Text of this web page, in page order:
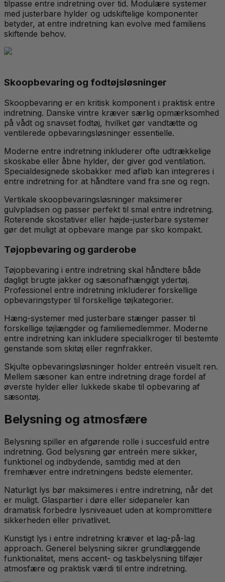
tilpasse entre indretning over tid. Modulære systemer
med justerbare hylder og udskiftelige komponenter
betyder, at entre indretning kan evolve med familiens
skiftende behov.
Skoopbevaring og fodtøjsløsninger
Skoopbevaring er en kritisk komponent i praktisk entre
indretning. Danske vintre kræver særlig opmærksomhed
på vådt og snavset fodtøj, hvilket gør vandtætte og
ventilerede opbevaringsløsninger essentielle.
Moderne entre indretning inkluderer ofte udtrækkelige
skoskabe eller åbne hylder, der giver god ventilation.
Specialdesignede skobakker med afløb kan integreres i
entre indretning for at håndtere vand fra sne og regn.
Vertikale skoopbevaringsløsninger maksimerer
gulvpladsen og passer perfekt til smal entre indretning.
Roterende skostativer eller højde-justerbare systemer
gør det muligt at opbevare mange par sko kompakt.
Tøjopbevaring og garderobe
Tøjopbevaring i entre indretning skal håndtere både
dagligt brugte jakker og sæsonafhængigt ydertøj.
Professionel entre indretning inkluderer forskellige
opbevaringstyper til forskellige tøjkategorier.
Hæng-systemer med justerbare stænger passer til
forskellige tøjlængder og familiemedlemmer. Moderne
entre indretning kan inkludere specialkroger til bestemte
genstande som skitøj eller regnfrakker.
Skjulte opbevaringsløsninger holder entreén visuelt ren.
Mellem sæsoner kan entre indretning drage fordel af
øverste hylder eller lukkede skabe til opbevaring af
sæsontøj.
Belysning og atmosfære
Belysning spiller en afgørende rolle i succesfuld entre
indretning. God belysning gør entreén mere sikker,
funktionel og indbydende, samtidig med at den
fremhæver entre indretningens bedste elementer.
Naturligt lys bør maksimeres i entre indretning, når det
er muligt. Glaspartier i døre eller sidepaneler kan
dramatisk forbedre lysniveauet uden at kompromittere
sikkerheden eller privatlivet.
Kunstigt lys i entre indretning kræver et lag-på-lag
approach. Generel belysning sikrer grundlæggende
funktionalitet, mens accent- og taskbelysning tilføjer
atmosfære og praktisk værdi til entre indretning.